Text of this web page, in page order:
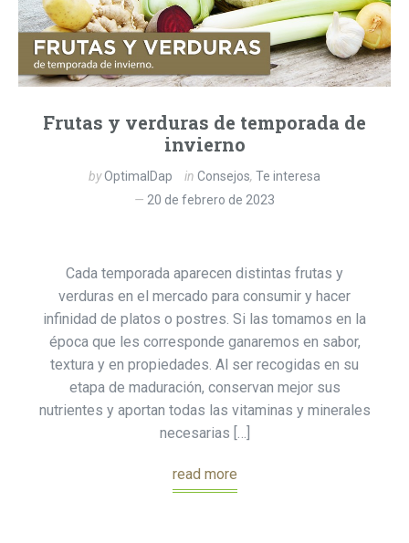
Frutas y verduras de temporada de
invierno
byOptimalDap in Consejos, Te interesa
20 de febrero de 2023
Cada temporada aparecen distintas frutas y
verduras en el mercado para consumir y hacer
infinidad de platos o postres. Si las tomamos en la
época que les corresponde ganaremos en sabor,
textura y en propiedades. Al ser recogidas en su
etapa de maduración, conservan mejor sus
nutrientes y aportan todas las vitaminas y minerales
necesarias […]
read more